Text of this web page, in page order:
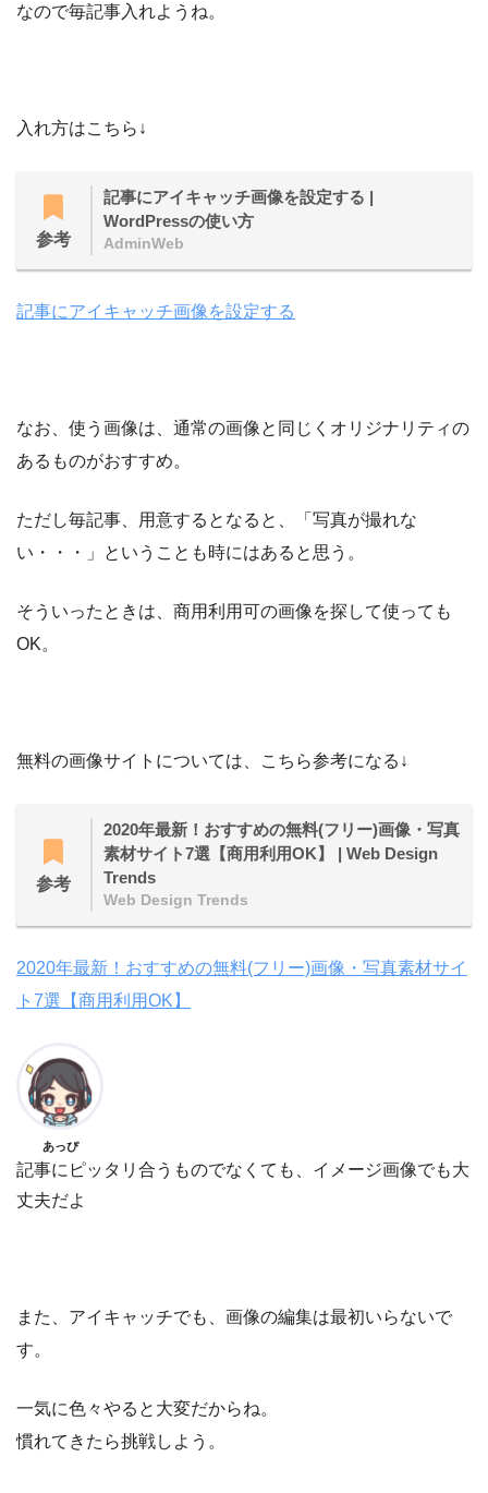
なので毎記事入れようね。
入れ方はこちら↓
参考
記事にアイキャッチ画像を設定する |
WordPressの使い方
AdminWeb
記事にアイキャッチ画像を設定する
なお、使う画像は、通常の画像と同じくオリジナリティの
あるものがおすすめ。
ただし毎記事、用意するとなると、「写真が撮れな
い・・・」ということも時にはあると思う。
そういったときは、商用利用可の画像を探して使っても
OK。
無料の画像サイトについては、こちら参考になる↓
参考
2020年最新！おすすめの無料(フリー)画像・写真
素材サイト7選【商用利用OK】 | Web Design
Trends
Web Design Trends
2020年最新！おすすめの無料(フリー)画像・写真素材サイ
ト7選【商用利用OK】
あっぴ
記事にピッタリ合うものでなくても、イメージ画像でも大
丈夫だよ
また、アイキャッチでも、画像の編集は最初いらないで
す。
一気に色々やると大変だからね。
慣れてきたら挑戦しよう。